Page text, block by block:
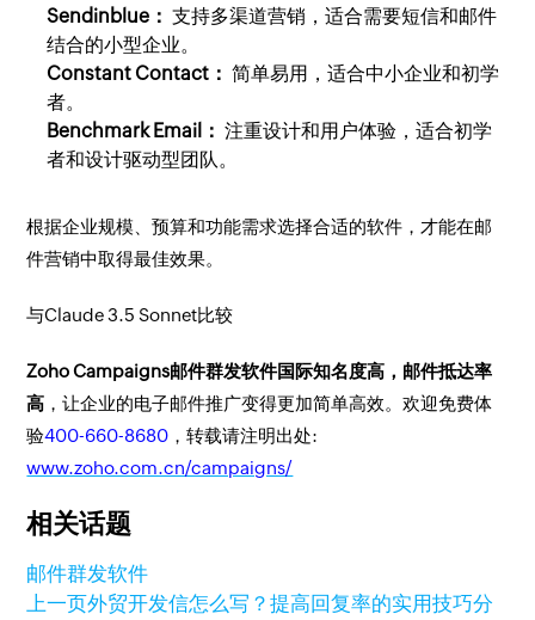
Sendinblue： 支持多渠道营销，适合需要短信和邮件
结合的小型企业。
Constant Contact： 简单易用，适合中小企业和初学
者。
Benchmark Email： 注重设计和用户体验，适合初学
者和设计驱动型团队。
根据企业规模、预算和功能需求选择合适的软件，才能在邮
件营销中取得最佳效果。
与Claude 3.5 Sonnet比较
Zoho Campaigns邮件群发软件国际知名度高，邮件抵达率
高 ，让企业的电子邮件推广变得更加简单高效。欢迎免费体
验400-660-8680 ，转载请注明出处:
www.zoho.com.cn/campaigns/
相关话题
邮件群发软件
上一页外贸开发信怎么写？提高回复率的实用技巧分